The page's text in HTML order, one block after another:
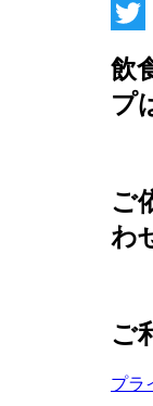
飲
プ
ご
わ
ご
プラ